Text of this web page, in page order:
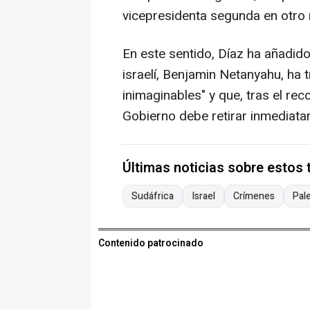
vicepresidenta segunda en
En este sentido, Díaz ha
israelí, Benjamin Netanyahu,
inimaginables" y que, tras el
Gobierno debe retirar
Últimas noticias sobre estos
Sudáfrica Israel Crímenes
Contenido patrocinado